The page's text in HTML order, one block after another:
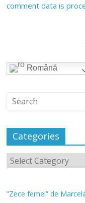
comment data is
Română
Categories
”Zece femei” de